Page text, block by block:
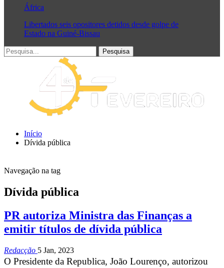
África
Libertados seis opositores detidos desde golpe de
Estado na Guiné-Bissau
Início
Dívida pública
Navegação na tag
Dívida pública
PR autoriza Ministra das Finanças a
emitir títulos de dívida pública
Redacção 5 Jan, 2023
O Presidente da Republica, João Lourenço, autorizou